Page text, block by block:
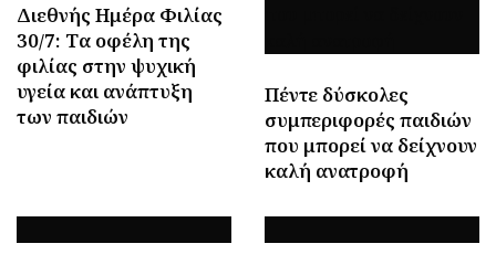
Διεθνής Ημέρα Φιλίας
30/7: Tα οφέλη της
φιλίας στην ψυχική
υγεία και ανάπτυξη
των παιδιών
Πέντε δύσκολες
συμπεριφορές παιδιών
που μπορεί να δείχνουν
καλή ανατροφή